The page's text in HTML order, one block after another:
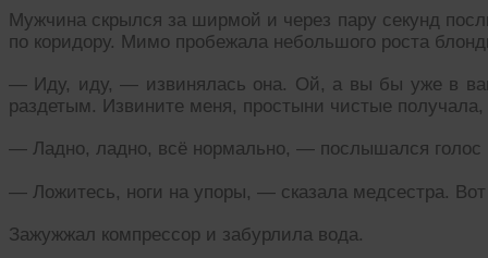
Мужчина скрылся за ширмой и через пару секунд
по коридору. Мимо пробежала небольшого роста
— Иду, иду, — извинялась она. Ой, а вы бы уже в
раздетым. Извините меня, простыни чистые
— Ладно, ладно, всё нормально, — послышался
— Ложитесь, ноги на упоры, — сказала медсестра. Вот
Зажужжал компрессор и забурлила вода.